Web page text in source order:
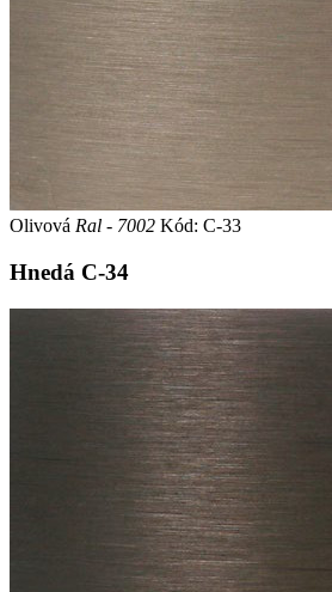
Olivová Ral - 7002 Kód: C-33
Hnedá C-34